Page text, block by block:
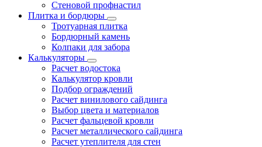
Стеновой профнастил
Плитка и бордюры
Тротуарная плитка
Бордюрный камень
Колпаки для забора
Калькуляторы
Расчет водостока
Калькулятор кровли
Подбор ограждений
Расчет винилового сайдинга
Выбор цвета и материалов
Расчет фальцевой кровли
Расчет металлического сайдинга
Расчет утеплителя для стен